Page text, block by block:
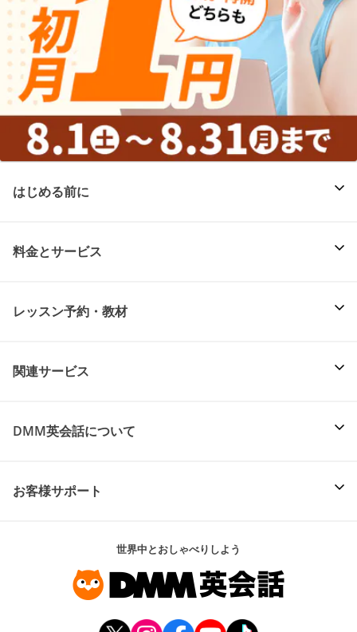
はじめる前に
料金とサービス
レッスン予約・教材
関連サービス
DMM英会話について
お客様サポート
世界中とおしゃべりしよう